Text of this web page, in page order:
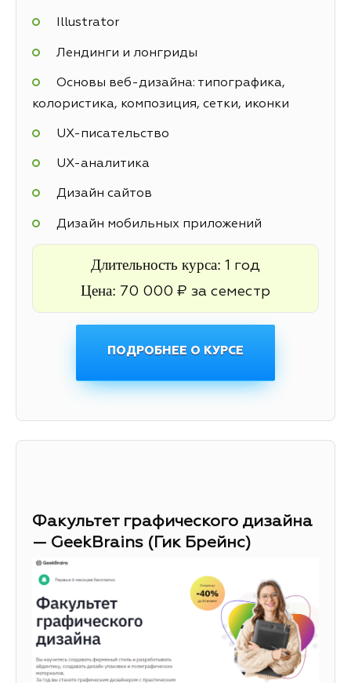
Illustrator
Лендинги и лонгриды
Основы веб-дизайна: типографика,
колористика, композиция, сетки, иконки
UX-писательство
UX-аналитика
Дизайн сайтов
Дизайн мобильных приложений
Длительность курса: 1 год
Цена: 70 000 ₽ за семестр
ПОДРОБНЕЕ О КУРСЕ
Факультет графического дизайна
— GeekBrains (Гик Брейнс)